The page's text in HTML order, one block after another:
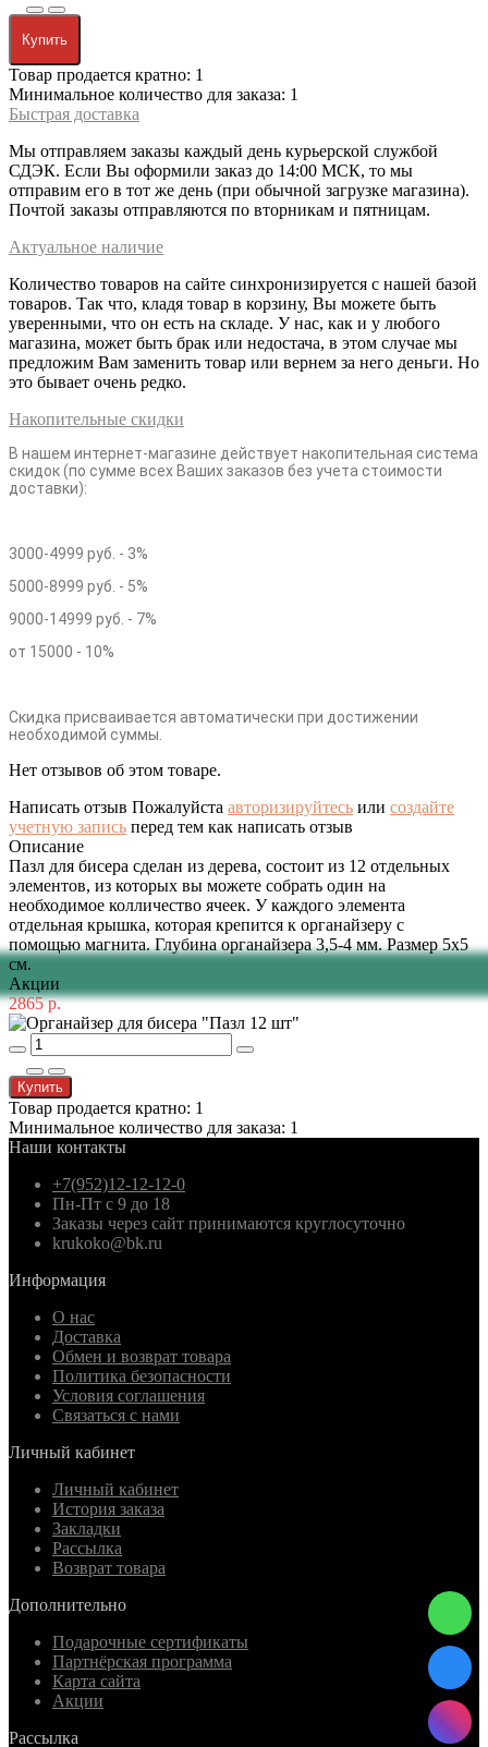
Купить
Товар продается кратно: 1
Минимальное количество для заказа: 1
Быстрая доставка
Мы отправляем заказы каждый день курьерской службой
СДЭК. Если Вы оформили заказ до 14:00 МСК, то мы
отправим его в тот же день (при обычной загрузке магазина).
Почтой заказы отправляются по вторникам и пятницам.
Актуальное наличие
Количество товаров на сайте синхронизируется с нашей базой
товаров. Так что, кладя товар в корзину, Вы можете быть
уверенными, что он есть на складе. У нас, как и у любого
магазина, может быть брак или недостача, в этом случае мы
предложим Вам заменить товар или вернем за него деньги. Но
это бывает очень редко.
Накопительные скидки
В нашем интернет-магазине действует накопительная система
скидок (по сумме всех Ваших заказов без учета стоимости
доставки):
3000-4999 руб. - 3%
5000-8999 руб. - 5%
9000-14999 руб. - 7%
от 15000 - 10%
Скидка присваивается автоматически при достижении
необходимой суммы.
Нет отзывов об этом товаре.
Написать отзыв Пожалуйста авторизируйтесь или создайте
учетную запись перед тем как написать отзыв
Описание
Пазл для бисера сделан из дерева, состоит из 12 отдельных
элементов, из которых вы можете собрать один на
необходимое колличество ячеек. У каждого элемента
отдельная крышка, которая крепится к органайзеру с
помощью магнита. Глубина органайзера 3,5-4 мм. Размер 5х5
см.
Акции
2865 р.
Купить
Товар продается кратно: 1
Минимальное количество для заказа: 1
Наши контакты
+7(952)12-12-12-0
Пн-Пт с 9 до 18
Заказы через сайт принимаются круглосуточно
krukoko@bk.ru
Информация
О нас
Доставка
Обмен и возврат товара
Политика безопасности
Условия соглашения
Связаться с нами
Личный кабинет
Личный кабинет
История заказа
Закладки
Рассылка
Возврат товара
Дополнительно
Подарочные сертификаты
Партнёрская программа
Карта сайта
Акции
Рассылка